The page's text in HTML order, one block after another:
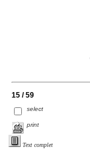
15 / 59
select
print
Text complet